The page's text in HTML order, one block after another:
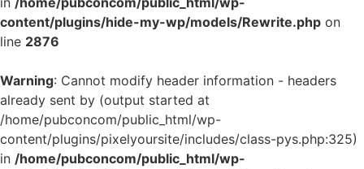
content/plugins/hide-my-wp/models/Rewrite.php on
line 2876
Warning: Cannot modify header information - headers
already sent by (output started at
/home/pubconcom/public_html/wp-
content/plugins/pixelyoursite/includes/class-pys.php:325)
in /home/pubconcom/public_html/wp-